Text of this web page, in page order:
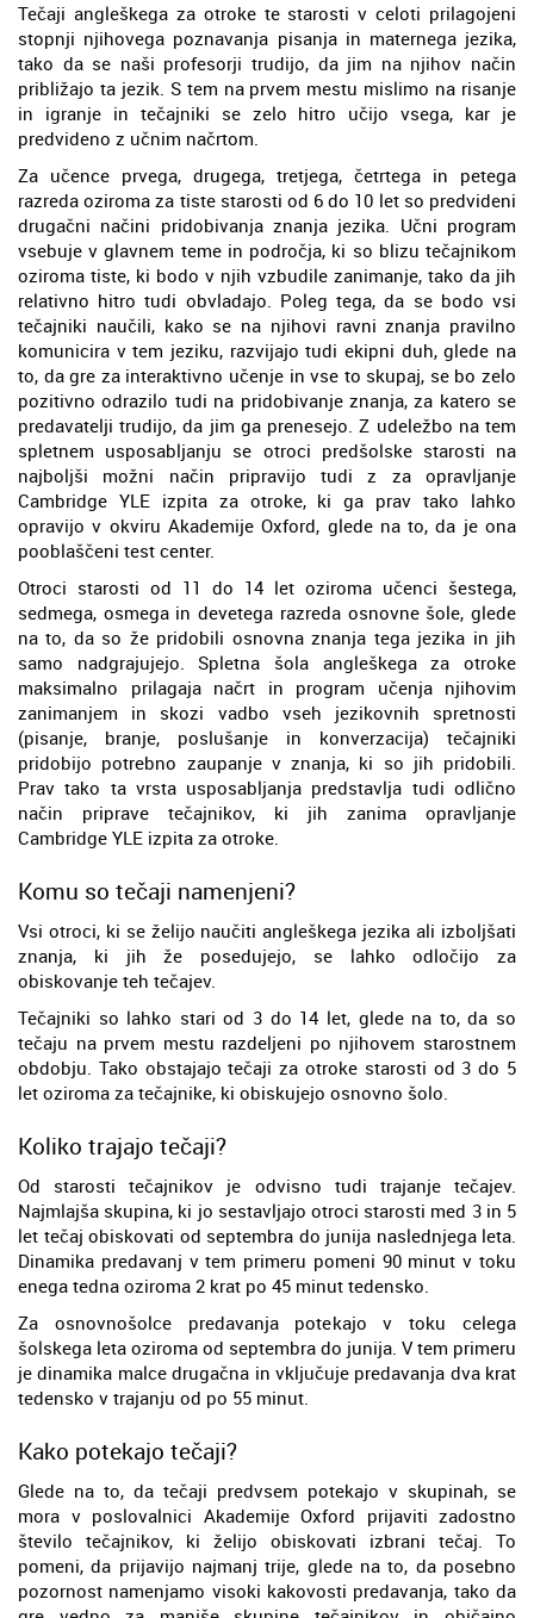
Tečaji angleškega za otroke te starosti v celoti prilagojeni
stopnji njihovega poznavanja pisanja in maternega jezika,
tako da se naši profesorji trudijo, da jim na njihov način
približajo ta jezik. S tem na prvem mestu mislimo na risanje
in igranje in tečajniki se zelo hitro učijo vsega, kar je
predvideno z učnim načrtom.
Za učence prvega, drugega, tretjega, četrtega in petega
razreda oziroma za tiste starosti od 6 do 10 let so predvideni
drugačni načini pridobivanja znanja jezika. Učni program
vsebuje v glavnem teme in področja, ki so blizu tečajnikom
oziroma tiste, ki bodo v njih vzbudile zanimanje, tako da jih
relativno hitro tudi obvladajo. Poleg tega, da se bodo vsi
tečajniki naučili, kako se na njihovi ravni znanja pravilno
komunicira v tem jeziku, razvijajo tudi ekipni duh, glede na
to, da gre za interaktivno učenje in vse to skupaj, se bo zelo
pozitivno odrazilo tudi na pridobivanje znanja, za katero se
predavatelji trudijo, da jim ga prenesejo. Z udeležbo na tem
spletnem usposabljanju se otroci predšolske starosti na
najboljši možni način pripravijo tudi z za opravljanje
Cambridge YLE izpita za otroke, ki ga prav tako lahko
opravijo v okviru Akademije Oxford, glede na to, da je ona
pooblaščeni test center.
Otroci starosti od 11 do 14 let oziroma učenci šestega,
sedmega, osmega in devetega razreda osnovne šole, glede
na to, da so že pridobili osnovna znanja tega jezika in jih
samo nadgrajujejo. Spletna šola angleškega za otroke
maksimalno prilagaja načrt in program učenja njihovim
zanimanjem in skozi vadbo vseh jezikovnih spretnosti
(pisanje, branje, poslušanje in konverzacija) tečajniki
pridobijo potrebno zaupanje v znanja, ki so jih pridobili.
Prav tako ta vrsta usposabljanja predstavlja tudi odlično
način priprave tečajnikov, ki jih zanima opravljanje
Cambridge YLE izpita za otroke.
Komu so tečaji namenjeni?
Vsi otroci, ki se želijo naučiti angleškega jezika ali izboljšati
znanja, ki jih že posedujejo, se lahko odločijo za
obiskovanje teh tečajev.
Tečajniki so lahko stari od 3 do 14 let, glede na to, da so
tečaju na prvem mestu razdeljeni po njihovem starostnem
obdobju. Tako obstajajo tečaji za otroke starosti od 3 do 5
let oziroma za tečajnike, ki obiskujejo osnovno šolo.
Koliko trajajo tečaji?
Od starosti tečajnikov je odvisno tudi trajanje tečajev.
Najmlajša skupina, ki jo sestavljajo otroci starosti med 3 in 5
let tečaj obiskovati od septembra do junija naslednjega leta.
Dinamika predavanj v tem primeru pomeni 90 minut v toku
enega tedna oziroma 2 krat po 45 minut tedensko.
Za osnovnošolce predavanja potekajo v toku celega
šolskega leta oziroma od septembra do junija. V tem primeru
je dinamika malce drugačna in vključuje predavanja dva krat
tedensko v trajanju od po 55 minut.
Kako potekajo tečaji?
Glede na to, da tečaji predvsem potekajo v skupinah, se
mora v poslovalnici Akademije Oxford prijaviti zadostno
število tečajnikov, ki želijo obiskovati izbrani tečaj. To
pomeni, da prijavijo najmanj trije, glede na to, da posebno
pozornost namenjamo visoki kakovosti predavanja, tako da